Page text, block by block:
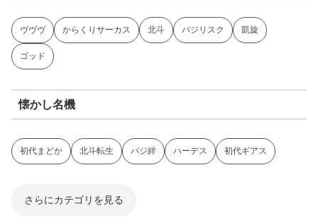
ヴヴヴ からくりサーカス 北斗 バジリスク 凱旋
ゴッド
懐かし名機
初代まどか 北斗転生 バジ絆 ハーデス 初代ギアス
さらにカテゴリを見る